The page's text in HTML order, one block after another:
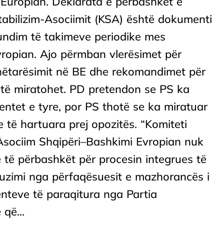
Asociimit (KSA) është dokumenti
të takimeve periodike mes
Ajo përmban vlerësimet për
në BE dhe rekomandimet për
miratohet. PD pretendon se PS ka
e tyre, por PS thotë se ka miratuar
të hartuara prej opozitës. “Komiteti
Shqipëri–Bashkimi Evropian nuk
përbashkët për procesin integrues të
nga përfaqësuesit e mazhorancës i
të paraqitura nga Partia